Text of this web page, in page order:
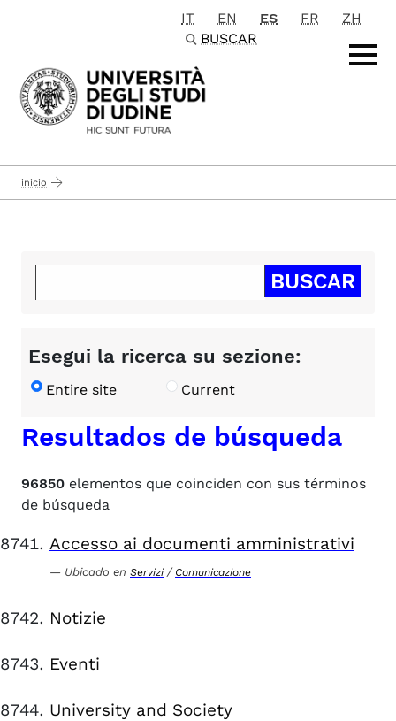
Passa al contenuto principale
IT EN ES FR
ZH
BUSCAR
inicio
Esegui la ricerca su sezione:
Entire site Current
Resultados de búsqueda
96850 elementos que coinciden con sus términos
de búsqueda
Accesso ai documenti amministrativi
Ubicado en Servizi / Comunicazione
Notizie
Eventi
University and Society